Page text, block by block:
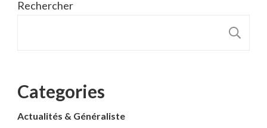
Rechercher
Categories
Actualités & Généraliste